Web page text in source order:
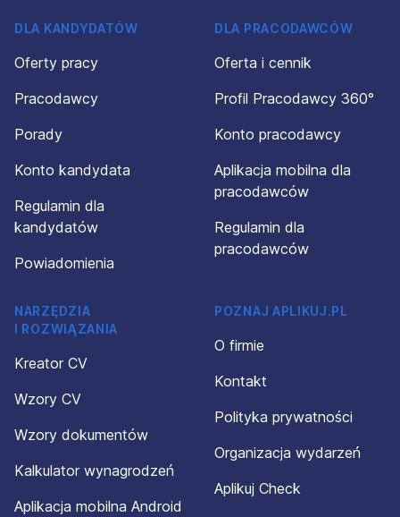
DLA KANDYDATÓW
Oferty pracy
Pracodawcy
Porady
Konto kandydata
Regulamin dla
kandydatów
Powiadomienia
DLA PRACODAWCÓW
Oferta i cennik
Profil Pracodawcy 360°
Konto pracodawcy
Aplikacja mobilna dla
pracodawców
Regulamin dla
pracodawców
NARZĘDZIA
I ROZWIĄZANIA
Kreator CV
Wzory CV
Wzory dokumentów
Kalkulator wynagrodzeń
Aplikacja mobilna Android
POZNAJ APLIKUJ.PL
O firmie
Kontakt
Polityka prywatności
Organizacja wydarzeń
Aplikuj Check